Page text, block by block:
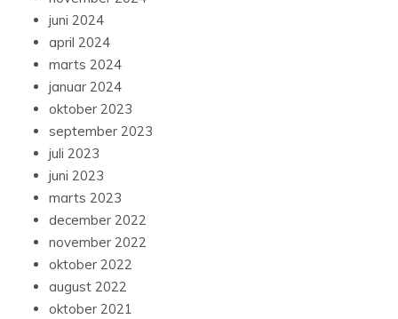
juni 2024
april 2024
marts 2024
januar 2024
oktober 2023
september 2023
juli 2023
juni 2023
marts 2023
december 2022
november 2022
oktober 2022
august 2022
oktober 2021